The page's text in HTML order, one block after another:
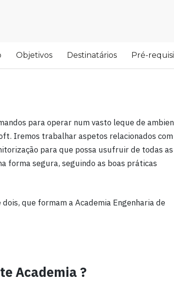
Objetivos Destinatários Pré-
para operar num vasto leque de
Iremos trabalhar aspetos relacionados com
para que possa usufruir de todas as
forma segura, seguindo as boas práticas
que formam a Academia Engenharia de
Academia ?